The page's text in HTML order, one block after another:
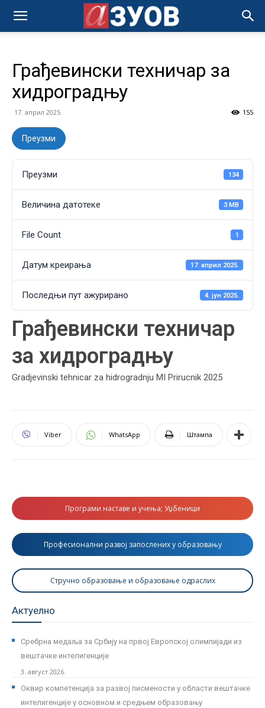
Грађевински техничар за
хидроградњу
17. април 2025. 155
Преузми
Преузми 134
Величина датотеке 3 MB
File Count 1
Датум креирања 17. април 2025.
Последњи пут ажурирано 4. јун 2025.
Грађевински техничар
за хидроградњу
Gradjevinski tehnicar za hidrogradnju MI Prirucnik 2025
Viber WhatsApp Штампа
Програми наставе и учења; Уџбеници
Професионални развој запослених у образовању
Стручно образовање и образовање одраслих
Актуелно
Сребрна медаља за Србију на првој Европској олимпијади из
вештачке интелигенције
3. август 2026.
Оквир компетенција за развој писмености у области вештачке
интелигенције у основном и средњем образовању